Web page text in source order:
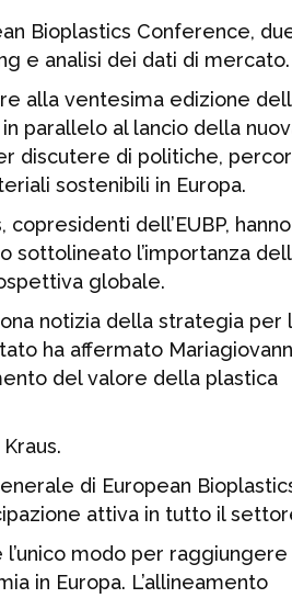
Bioplastics Conference,
e analisi dei dati di mercato.
alla ventesima edizione
parallelo al lancio della
discutere di politiche,
sostenibili in Europa.
dell’EUBP, hanno
sottolineato l’importanza
globale.
notizia della strategia per
ha affermato
del valore della plastica
di European
attiva in tutto il
l’unico modo per raggiungere
in Europa. L’allineamento